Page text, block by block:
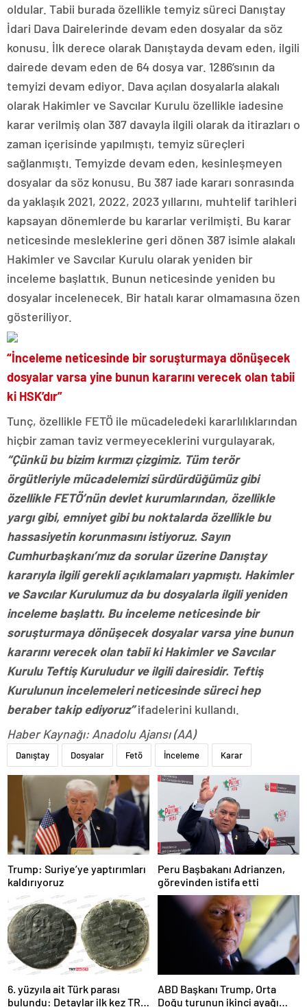
oldular. Tabii burada özellikle temyiz süreci Danıştay
İdari Dava Dairelerinde devam eden dosyalar da söz
konusu. İlk derece olarak Danıştayda devam eden, ilgili
dairede devam eden de 64 dosya var. 1286’sının da
temyizi devam ediyor. Dava açılan dosyalarla alakalı
olarak Hakimler ve Savcılar Kurulu özellikle iadesine
karar verilmiş olan 387 davayla ilgili olarak da itirazları o
zaman içerisinde yapılmıştı, temyiz süreçleri
sağlanmıştı. Temyizde devam eden, kesinleşmeyen
dosyalar da söz konusu. Bu 387 iade kararı sonrasında
da yaklaşık 2021, 2022, 2023 yıllarını, muhtelif tarihleri
kapsayan dönemlerde bu kararlar verilmişti. Bu karar
neticesinde mesleklerine geri dönen 387 isimle alakalı
Hakimler ve Savcılar Kurulu olarak yeniden bir
inceleme başlattık. Bunun neticesinde yeniden bu
dosyalar incelenecek. Bir hatalı karar olmamasına özen
gösteriliyor.
“İnceleme neticesinde bir soruşturmaya dönüşecek
dosyalar varsa yine bunun kararını verecek olan tabii
ki HSK’dır”
Tunç, özellikle FETÖ ile mücadeledeki kararlılıklarından
hiçbir zaman taviz vermeyeceklerini vurgulayarak,
“Çünkü bu bizim kırmızı çizgimiz. Tüm terör
örgütleriyle mücadelemizi sürdürdüğümüz gibi
özellikle FETÖ’nün devlet kurumlarından, özellikle
yargı gibi, emniyet gibi bu noktalarda özellikle bu
hassasiyetin korunmasını istiyoruz. Sayın
Cumhurbaşkanı’mız da sorular üzerine Danıştay
kararıyla ilgili gerekli açıklamaları yapmıştı. Hakimler
ve Savcılar Kurulumuz da bu dosyalarla ilgili yeniden
inceleme başlattı. Bu inceleme neticesinde bir
soruşturmaya dönüşecek dosyalar varsa yine bunun
kararını verecek olan tabii ki Hakimler ve Savcılar
Kurulu Teftiş Kuruludur ve ilgili dairesidir. Teftiş
Kurulunun incelemeleri neticesinde süreci hep
beraber takip ediyoruz”ifadelerini kullandı.
Haber Kaynağı: Anadolu Ajansı (AA)
Danıştay Dosyalar Fetö İnceleme Karar
Trump: Suriye’ye yaptırımları
kaldırıyoruz
Peru Başbakanı Adrianzen,
görevinden istifa etti
6. yüzyıla ait Türk parası
bulundu: Detaylar ilk kez TRT
ABD Başkanı Trump, Orta
Doğu turunun ikinci ayağı